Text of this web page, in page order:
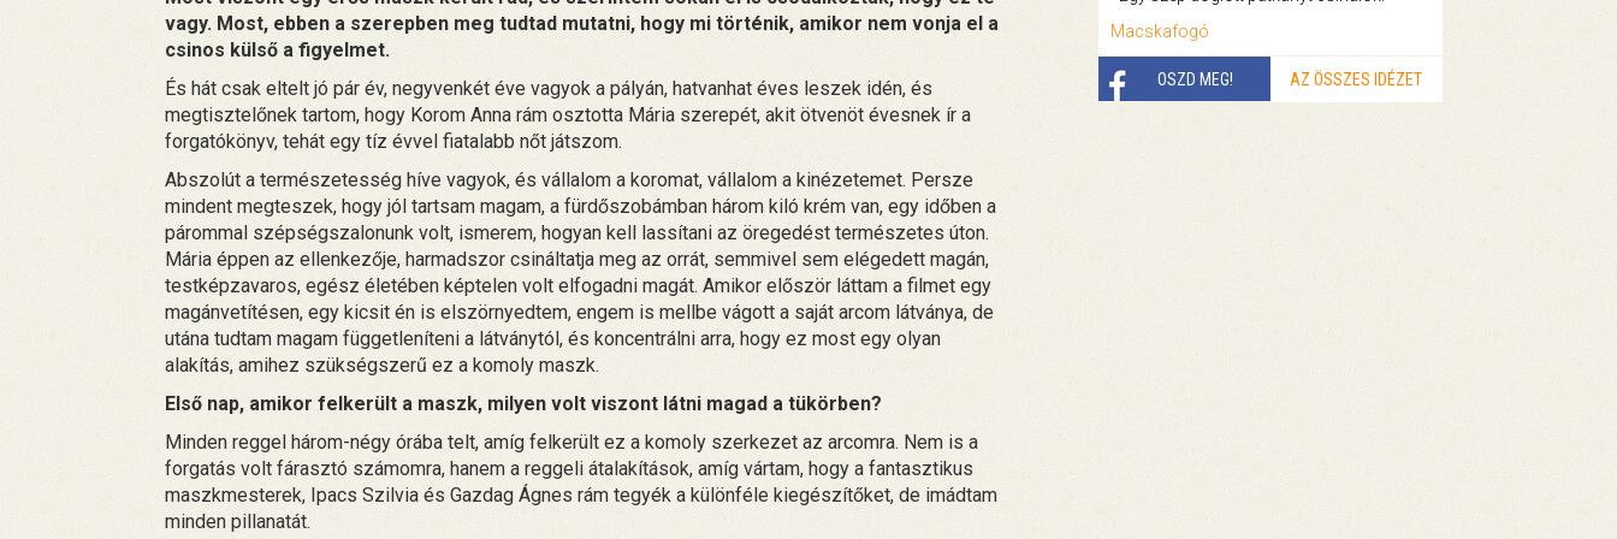
vagy. Most, ebben a szerepben meg tudtad mutatni, hogy mi történik, amikor nem vonja el a
csinos külső a figyelmet.
És hát csak eltelt jó pár év, negyvenkét éve vagyok a pályán, hatvanhat éves leszek idén, és
megtisztelőnek tartom, hogy Korom Anna rám osztotta Mária szerepét, akit ötvenöt évesnek ír a
forgatókönyv, tehát egy tíz évvel fiatalabb nőt játszom.
Abszolút a természetesség híve vagyok, és vállalom a koromat, vállalom a kinézetemet. Persze
mindent megteszek, hogy jól tartsam magam, a fürdőszobámban három kiló krém van, egy időben a
párommal szépségszalonunk volt, ismerem, hogyan kell lassítani az öregedést természetes úton.
Mária éppen az ellenkezője, harmadszor csináltatja meg az orrát, semmivel sem elégedett magán,
testképzavaros, egész életében képtelen volt elfogadni magát. Amikor először láttam a filmet egy
magánvetítésen, egy kicsit én is elszörnyedtem, engem is mellbe vágott a saját arcom látványa, de
utána tudtam magam függetleníteni a látványtól, és koncentrálni arra, hogy ez most egy olyan
alakítás, amihez szükségszerű ez a komoly maszk.
Első nap, amikor felkerült a maszk, milyen volt viszont látni magad a tükörben?
Minden reggel három-négy órába telt, amíg felkerült ez a komoly szerkezet az arcomra. Nem is a
forgatás volt fárasztó számomra, hanem a reggeli átalakítások, amíg vártam, hogy a fantasztikus
maszkmesterek, Ipacs Szilvia és Gazdag Ágnes rám tegyék a különféle kiegészítőket, de imádtam
minden pillanatát.
Macskafogó
OSZD MEG! AZ ÖSSZES IDÉZET